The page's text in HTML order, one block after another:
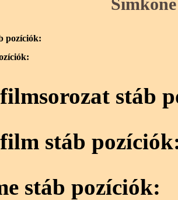
pozíciók:
stáb
stáb
stáb pozíciók: